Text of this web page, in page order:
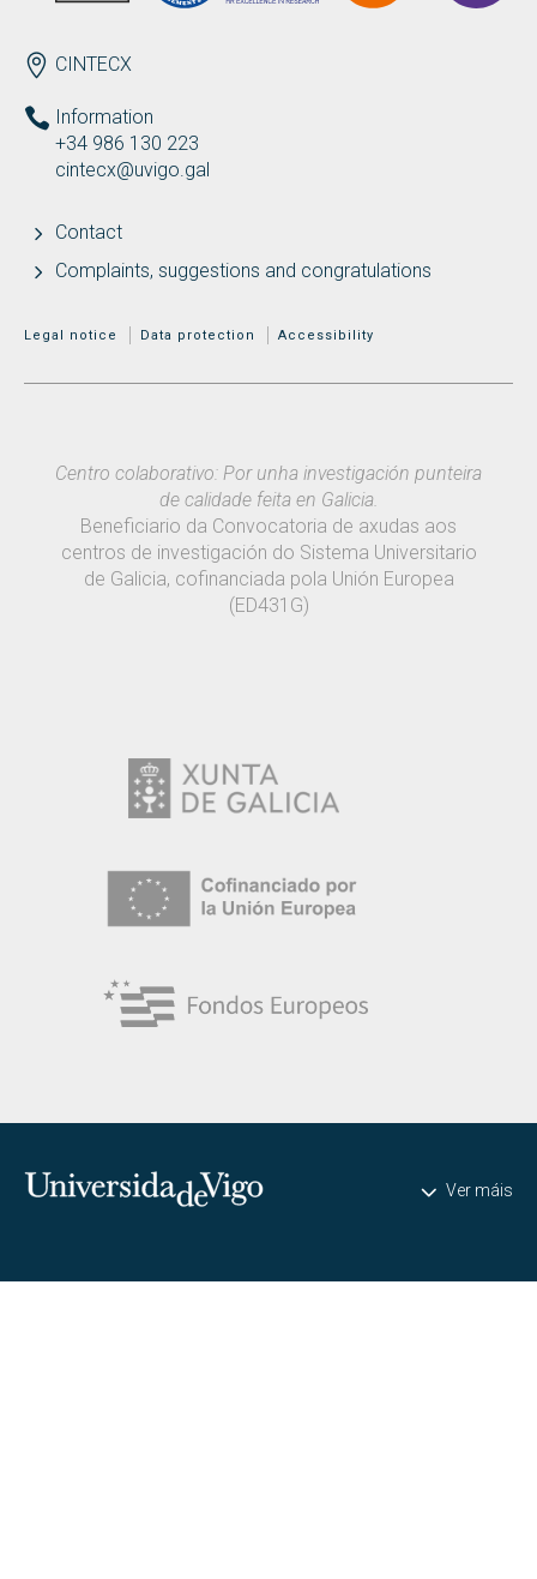
ENDEREZO EN
CINTECX
Information
+34 986 130 223
cintecx@uvigo.gal
Contact
Complaints, suggestions and congratulations
MENÚ ADICIONAL
Legal notice Data protection Accessibility
Centro colaborativo: Por unha investigación punteira
de calidade feita en Galicia.
Beneficiario da Convocatoria de axudas aos
centros de investigación do Sistema Universitario
de Galicia, cofinanciada pola Unión Europea
(ED431G)
Universidade de Vigo Ver máis